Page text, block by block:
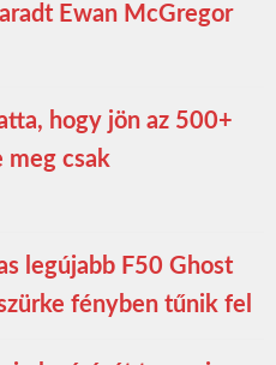
Ewan McGregor
hogy jön az 500+
meg csak
legújabb F50 Ghost
fényben tűnik fel